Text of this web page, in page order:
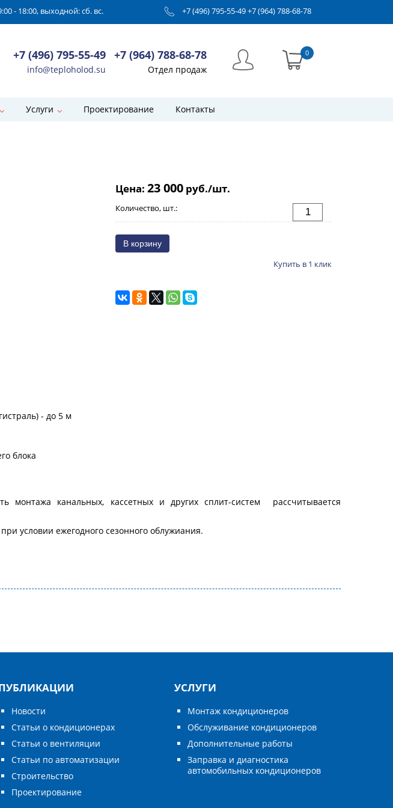
- 18:00, выходной: сб. вс. +7 (496) 795-55-49+7 (964) 788-68-78
+7 (496) 795-55-49
info@teploholod.su
+7 (964) 788-68-78
Отдел продаж
0
Услуги Проектирование Контакты
Цена: 23 000 руб./шт.
Количество, шт.:
Купить в 1 клик
- до 5 м
блока
монтажа канальных, кассетных и других сплит-систем рассчитывается
при условии ежегодного сезонного облужиания.
Новости
Статьи о кондиционерах
Статьи о вентиляции
Статьи по автоматизации
Строительство
Проектирование
УСЛУГИ
Монтаж кондиционеров
Обслуживание кондиционеров
Дополнительные работы
Заправка и диагностика
автомобильных кондиционеров